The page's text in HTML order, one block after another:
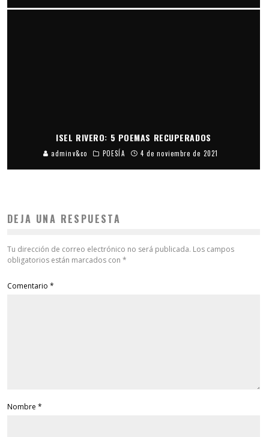
ISEL RIVERO: 5 POEMAS RECUPERADOS
adminv&co POESÍA 4 de noviembre de 2021
DEJA UNA RESPUESTA
Tu dirección de correo electrónico no será publicada. Los campos
obligatorios están marcados con *
Comentario *
Nombre *